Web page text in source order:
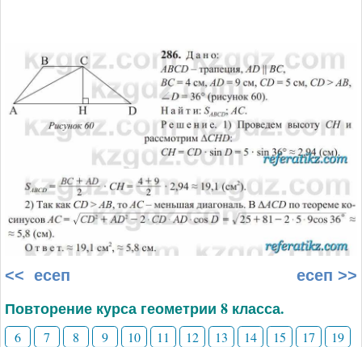
<< есеп есеп >>
Повторение курса геометрии 8 класса.
6 7 8 9 10 11 12 13 14 15 17
19